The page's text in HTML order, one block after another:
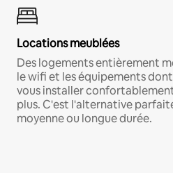
Locations meublées
Des logements entièrement
le wifi et les équipements
vous installer
plus. C'est l'alternative
moyenne ou longue durée.